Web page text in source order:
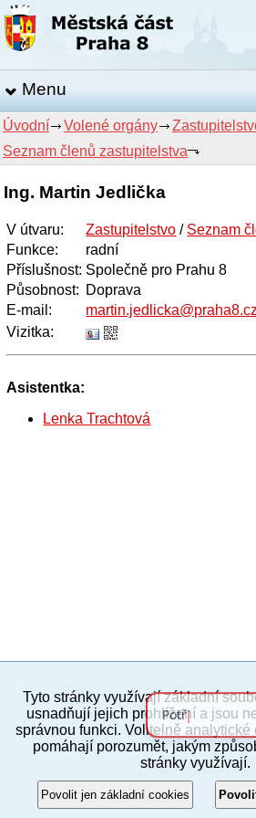
Menu
Úvodní Volené orgány
Seznam členů zastupitelstva
Ing. Martin Jedlička
V útvaru: Zastupitelstvo / Seznam
Funkce:
radní
Příslušnost: Společně pro Prahu 8
Působnost: Doprava
E-mail :
Vizitka:
Asistentka:
Lenka Trachtová
Povinné a praktické
© 2012–2019 MČ Praha 8
Tyto stránky využívají základní
usnadňují jejich prohlížení a jsou
správnou funkci. Volitelně analytické
pomáhají porozumět, jakým
stránky využívají.
Povolit jen základní cookies